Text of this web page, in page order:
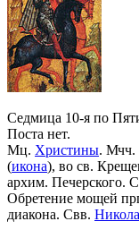
Седмица 10-я по
Поста нет.
Мц. Христины. Мчч.
(икона), во св.
архим. Печерского.
Обретение мощей
диакона. Свв.